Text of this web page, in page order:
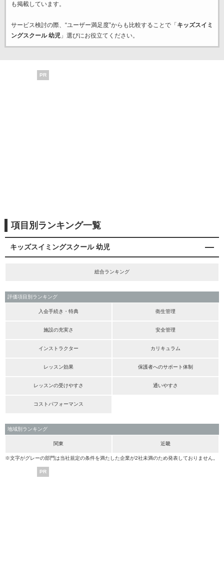
も掲載しています。
サービス検討の際、“ユーザー満足度”からも比較することで「 キッズスイミ
ングスクール 幼児」選びにお役立てください。
PR
項目別ランキング一覧
キッズスイミングスクール 幼児
総合ランキング
評価項目別ランキング
入会手続き・特典 衛生管理
施設の充実さ 安全管理
インストラクター カリキュラム
レッスン効果 保護者へのサポート体制
レッスンの受けやすさ 通いやすさ
コストパフォーマンス
地域別ランキング
関東 近畿
※文字がグレーの部門は当社規定の条件を満たした企業が2社未満のため発表しておりません。
PR